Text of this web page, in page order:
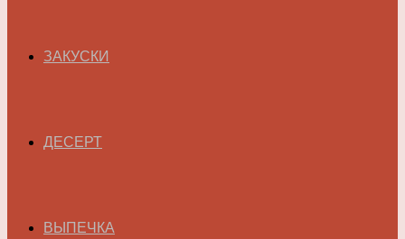
ЗАКУСКИ
ДЕСЕРТ
ВЫПЕЧКА